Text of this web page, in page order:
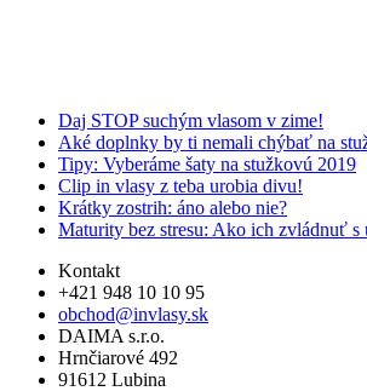
Daj STOP suchým vlasom v zime!
Aké doplnky by ti nemali chýbať na
Tipy: Vyberáme šaty na stužkovú 2019
Clip in vlasy z teba urobia divu!
Krátky zostrih: áno alebo nie?
Maturity bez stresu: Ako ich zvládnuť s
Kontakt
+421 948 10 10 95
obchod@invlasy.sk
DAIMA s.r.o.
Hrnčiarové 492
91612 Lubina